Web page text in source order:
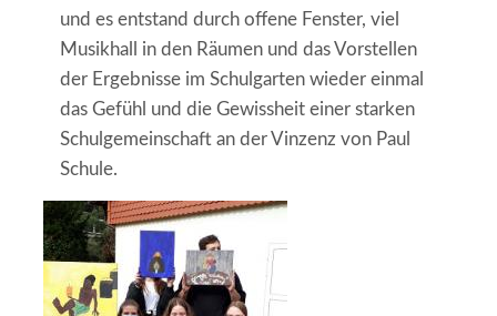
und es entstand durch offene Fenster, viel
Musikhall in den Räumen und das Vorstellen
der Ergebnisse im Schulgarten wieder einmal
das Gefühl und die Gewissheit einer starken
Schulgemeinschaft an der Vinzenz von Paul
Schule.